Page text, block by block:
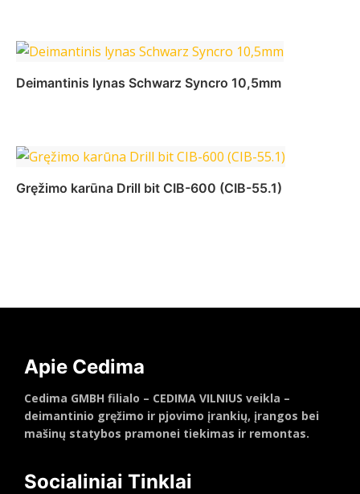
Daugiau
Deimantinis lynas Schwarz Syncro 10,5mm
Daugiau
Gręžimo karūna Drill bit CIB-600 (CIB-55.1)
Apie Cedima
Cedima GMBH filialo – CEDIMA VILNIUS veikla –
deimantinio gręžimo ir pjovimo įrankių, įrangos bei
mašinų statybos pramonei tiekimas ir remontas.
Socialiniai Tinklai